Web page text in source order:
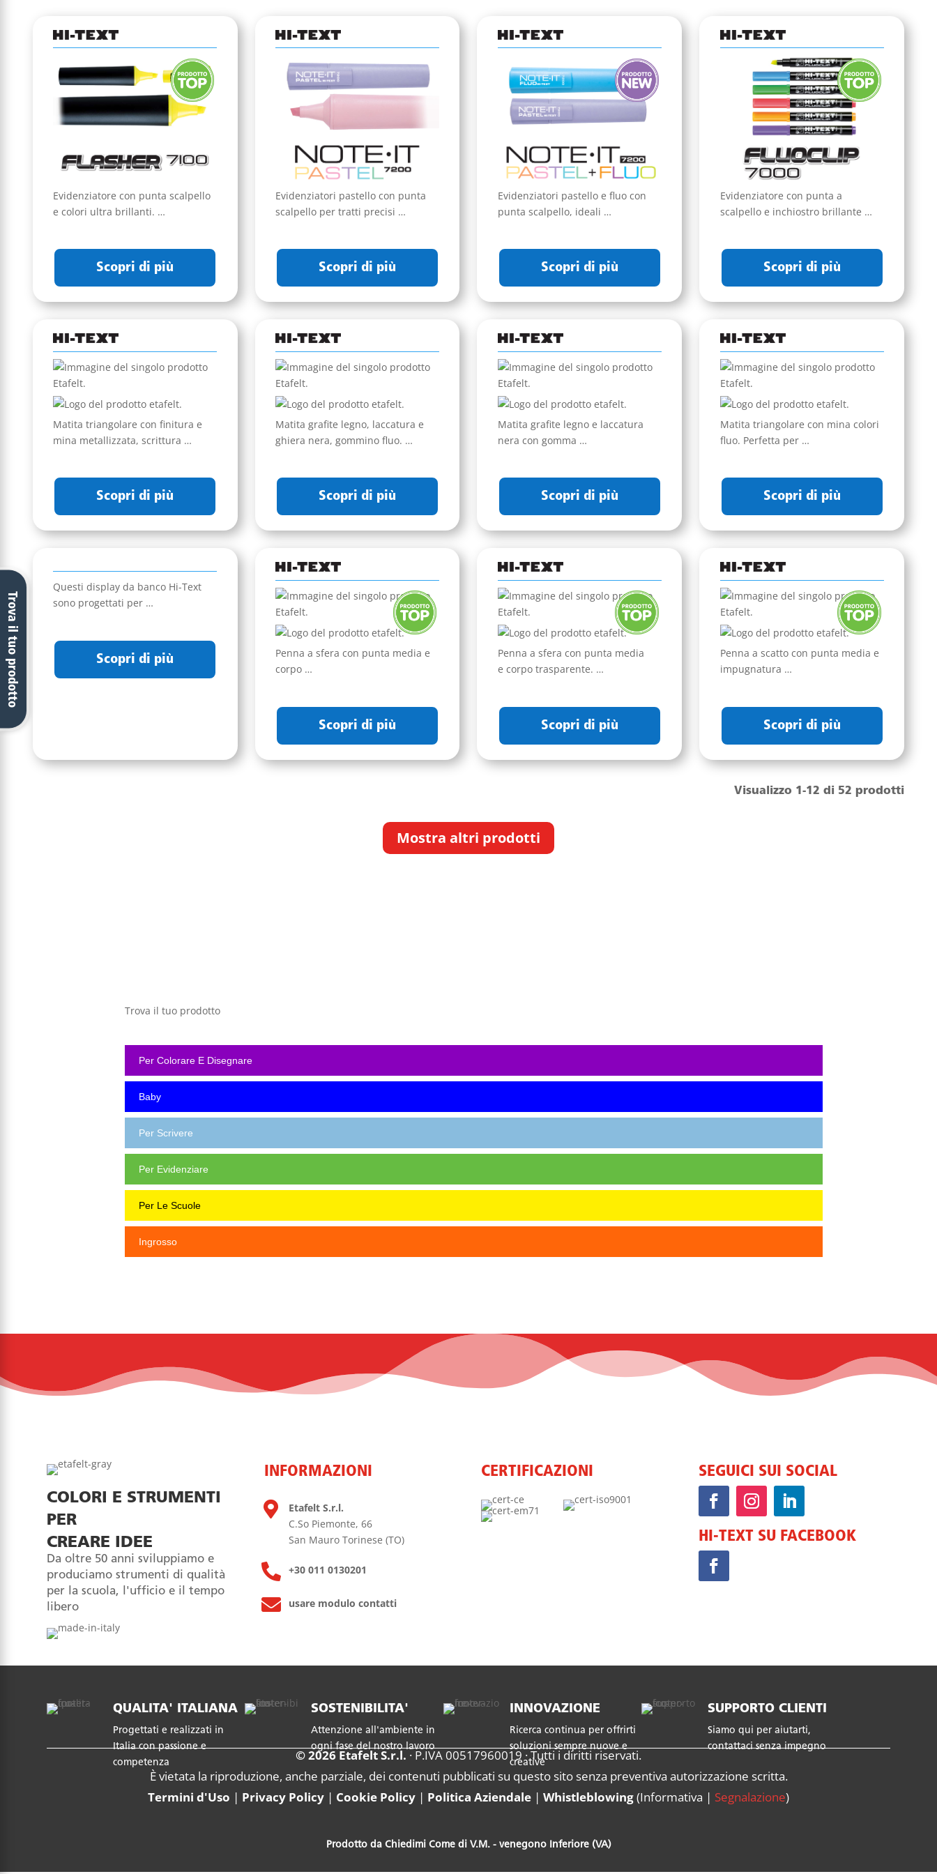
Evidenziatore con punta scalpello
e colori ultra brillanti. …
Scopri di più
Evidenziatori pastello con punta
scalpello per tratti precisi …
Scopri di più
Evidenziatori pastello e fluo con
punta scalpello, ideali …
Scopri di più
Evidenziatore con punta a
scalpello e inchiostro brillante …
Scopri di più
Matita triangolare con finitura e
mina metallizzata, scrittura …
Scopri di più
Matita grafite legno, laccatura e
ghiera nera, gommino fluo. …
Scopri di più
Matita grafite legno e laccatura
nera con gomma …
Scopri di più
Matita triangolare con mina colori
fluo. Perfetta per …
Scopri di più
Questi display da banco Hi-Text
sono progettati per …
Scopri di più
Penna a sfera con punta media e
corpo …
Scopri di più
Penna a sfera con punta media
e corpo trasparente. …
Scopri di più
Penna a scatto con punta media e
impugnatura …
Scopri di più
Visualizzo 1-12 di 52 prodotti
Mostra altri prodotti
Trova il tuo prodotto
Per Colorare E Disegnare
Baby
Per Scrivere
Per Evidenziare
Per Le Scuole
Ingrosso
Trova il tuo prodotto
COLORI E STRUMENTI
PER
CREARE IDEE
Da oltre 50 anni sviluppiamo e
produciamo strumenti di qualità
per la scuola, l'ufficio e il tempo
libero
INFORMAZIONI

Etafelt S.r.l.
C.So Piemonte, 66
San Mauro Torinese (TO)
 +30 011 0130201
 usare modulo contatti
CERTIFICAZIONI SEGUICI SUI SOCIAL
HI-TEXT SU FACEBOOK
QUALITA' ITALIANA
Progettati e realizzati in
Italia con passione e
competenza
SOSTENIBILITA'
Attenzione all'ambiente in
ogni fase del nostro lavoro
INNOVAZIONE
Ricerca continua per offrirti
soluzioni sempre nuove e
creative
SUPPORTO CLIENTI
Siamo qui per aiutarti,
contattaci senza impegno
© 2026 Etafelt S.r.l. · P.IVA 00517960019 · Tutti i diritti riservati.
È vietata la riproduzione, anche parziale, dei contenuti pubblicati su questo sito senza preventiva autorizzazione scritta.
Termini d'Uso | Privacy Policy | Cookie Policy | Politica Aziendale | Whistleblowing(Informativa | Segnalazione)
Prodotto da Chiedimi Come di V.M. - venegono Inferiore (VA)